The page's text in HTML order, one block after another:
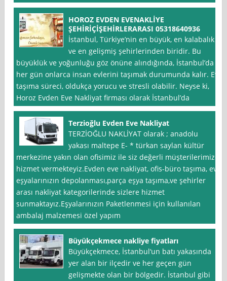
HOROZ EVDEN EVENAKLİYE
ŞEHİRİÇİŞEHİRLERARASI 05318640936
İstanbul, Türkiye’nin en büyük, en kalabalık
ve en gelişmiş şehirlerinden biridir. Bu
büyüklük ve yoğunluğu göz önüne alındığında, İstanbul’da
her gün onlarca insan evlerini taşımak durumunda kalır. Ev
taşıma süreci, oldukça yorucu ve stresli olabilir. Neyse ki,
Horoz Evden Eve Nakliyat firması olarak İstanbul’da
Terzioğlu Evden Eve Nakliyat
TERZİOĞLU NAKLİYAT olarak ; anadolu
yakası maltepe E- * türkan saylan kültür
merkezine yakın olan ofisimiz ile siz değerli müşterilerimize
hizmet vermekteyiz.Evden eve nakliyat, ofis-büro taşıma, ev
eşyalarınızın depolanması,parça eşya taşıma,ve şehirler
arası nakliyat kategorilerinde sizlere hizmet
sunmaktayız.Eşyalarınızın Paketlenmesi için kullanılan
ambalaj malzemesi özel yapım
Büyükçekmece nakliye fiyatları
Büyükçekmece, İstanbul‘un batı yakasında
yer alan bir ilçedir ve her geçen gün
gelişmekte olan bir bölgedir. İstanbul gibi